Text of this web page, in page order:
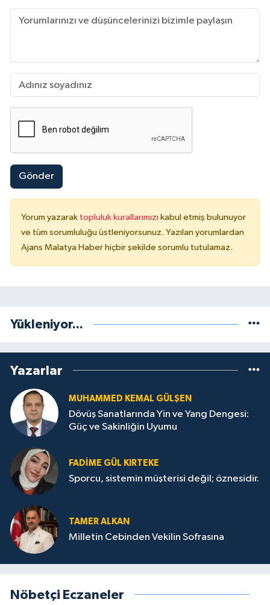
Gönder
Yorum yazarak topluluk kurallarımızı kabul etmiş bulunuyor
ve tüm sorumluluğu üstleniyorsunuz. Yazılan yorumlardan
Ajans Malatya Haber hiçbir şekilde sorumlu tutulamaz.
Yükleniyor...
Yazarlar
MUHAMMED KEMAL GÜLŞEN
Dövüş Sanatlarında Yin ve Yang Dengesi:
Güç ve Sakinliğin Uyumu
FADIME GÜL KIRTEKE
Sporcu, sistemin müşterisi değil; öznesidir.
TAMER ALKAN
Milletin Cebinden Vekilin Sofrasına
Nöbetçi Eczaneler